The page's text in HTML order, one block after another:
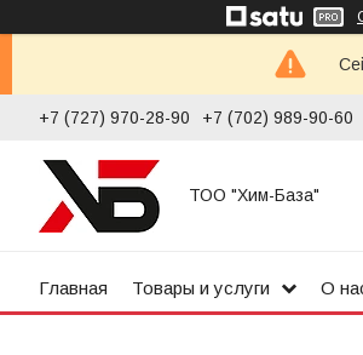
+7 (727) 970-28-90 +7 (702) 989-90-60
ТОО "Хим-База"
Главная Товары и услуги О